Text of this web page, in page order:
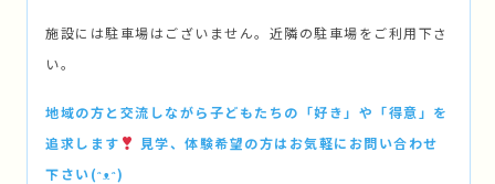
施設には駐車場はございません。近隣の駐車場をご利用下さ
い。
地域の方と交流しながら子どもたちの「好き」や「得意」を
追求します
見学、体験希望の方はお気軽にお問い合わせ
下さい(ᵔᴥᵔ)